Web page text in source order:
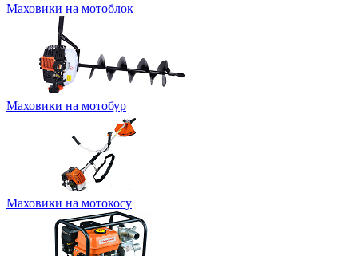
Маховики на мотоблок
Маховики на мотобур
Маховики на мотокосу